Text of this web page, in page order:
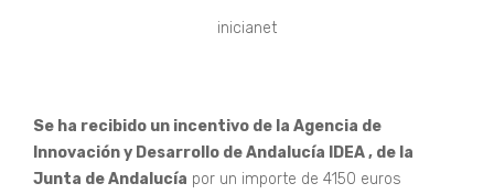
inicianet
Se ha recibido un incentivo de la Agencia de
Innovación y Desarrollo de Andalucía IDEA , de la
Junta de Andalucía por un importe de 4150 euros